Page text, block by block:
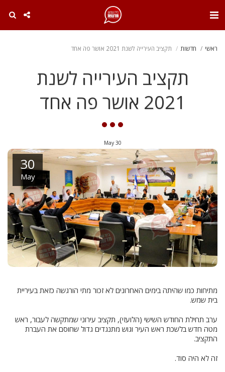
ראשי חדשות תקציב העירייה לשנת 2021 אושר פה אחד
תקציב העירייה לשנת
2021 אושר פה אחד
30
May
30
May
מתיחות כמו שהיתה בימים האחרונים לא זכור מתי הורגשה כזאת בעיריית
בית שמש.
ערב תחילת החודש השישי (הלועזי), תקציב עירוני שמתקשה לעבור, ראש
מטה חדש בלשכת ראש העיר וגוש מתנגדים גדול שחוסם את העברת
התקציב.
זה לא היה סוד.